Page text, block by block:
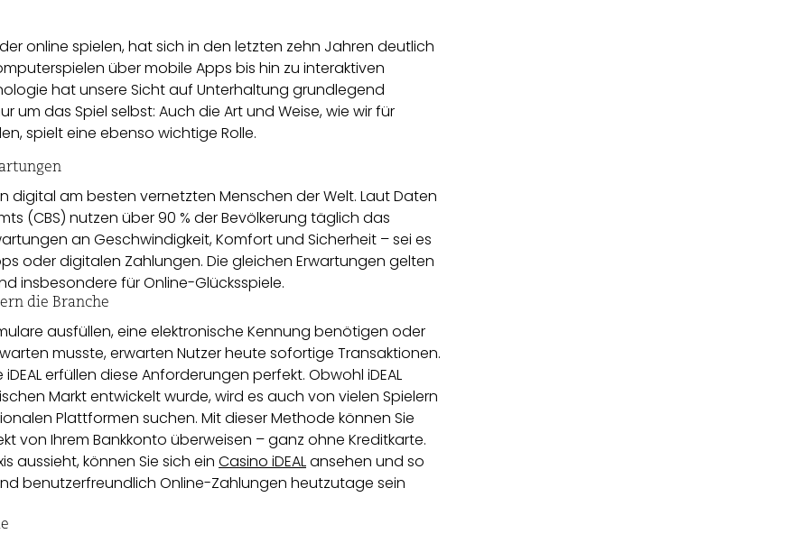
online spielen, hat sich in den letzten zehn Jahren deutlich
über mobile Apps bis hin zu interaktiven
hat unsere Sicht auf Unterhaltung grundlegend
um das Spiel selbst: Auch die Art und Weise, wie wir für
spielt eine ebenso wichtige Rolle.
digital am besten vernetzten Menschen der Welt. Laut Daten
(CBS) nutzen über 90 % der Bevölkerung täglich das
an Geschwindigkeit, Komfort und Sicherheit – sei es
oder digitalen Zahlungen. Die gleichen Erwartungen gelten
insbesondere für Online-Glücksspiele.
die Branche
ausfüllen, eine elektronische Kennung benötigen oder
musste, erwarten Nutzer heute sofortige Transaktionen.
erfüllen diese Anforderungen perfekt. Obwohl iDEAL
Markt entwickelt wurde, wird es auch von vielen Spielern
Plattformen suchen. Mit dieser Methode können Sie
von Ihrem Bankkonto überweisen – ganz ohne Kreditkarte.
aussieht, können Sie sich ein Casino iDEALansehen und so
benutzerfreundlich Online-Zahlungen heutzutage sein